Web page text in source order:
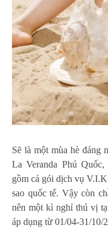
Sẽ là một mùa hè đáng
La Veranda Phú
gồm cả gói dịch vụ V.I.K
sao quốc tế. Vậy còn
nên một kì nghỉ thú vị
áp dụng từ 01/04-31/10/